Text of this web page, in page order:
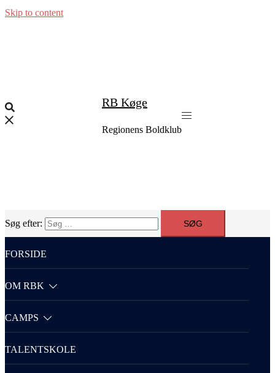
Skip to content
RB Køge
Regionens Boldklub
Søg efter:
FORSIDE
OM RBK
CAMPS
TALENTSKOLE